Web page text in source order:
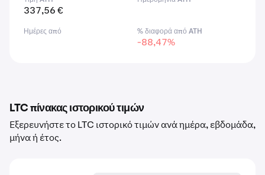
337,56 €
Ημέρες από % διαφορά από ATH
-88,47%
LTC πίνακας ιστορικού τιμών
Εξερευνήστε το LTC ιστορικό τιμών ανά ημέρα, εβδομάδα,
μήνα ή έτος.